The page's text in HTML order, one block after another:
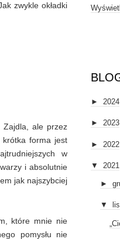
zwykle okładki
Zajdla, ale przez
forma jest
w
i absolutnie
jak najszybciej
które mnie nie
pomysłu nie
► 2024
► 2023
► 2022
▼ 2021
►
▼